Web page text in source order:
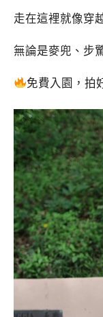
走在這裡就像穿
無論是麥兜、步
免費入園，拍